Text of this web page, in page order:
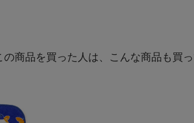
の商品を買った人は、こんな商品も買